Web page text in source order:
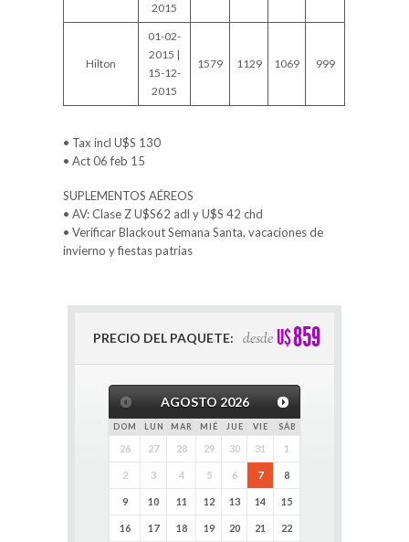
2015
Hilton
01-02-
2015 |
15-12-
2015
1579 1129 1069 999
• Tax incl U$S 130
• Act 06 feb 15
SUPLEMENTOS AÉREOS
• AV: Clase Z U$S62 adl y U$S 42 chd
• Verificar Blackout Semana Santa, vacaciones de
invierno y fiestas patrias
PRECIO DEL PAQUETE: desde U$859
AGOSTO 2026
DOM LUN MAR MIÉ JUE VIE SÁB
26 27 28 29 30 31 1
2 3 4 5 6 7 8
9 10 11 12 13 14 15
16 17 18 19 20 21 22